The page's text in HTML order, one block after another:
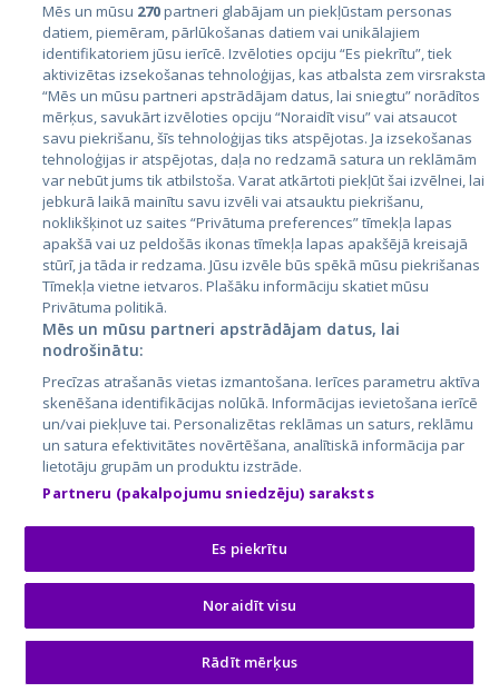
Valstis
Igaunija
Latvija
Lietuva
City24.lv
City24.ee
GetaPro.lv
GetaPro.ee
Skelbiu.lt
Autoplius.lt
Aruodas.lt
CVbankas.lt
Kainos.lt
Paslaugos.lt
auto24.ee
Osta.ee
KuldneBörs.ee
© 2026 GetaPro. Visas tiesības aizsargātas.
Mēs un mūsu 270partneri glabājam un piekļūstam personas
datiem, piemēram, pārlūkošanas datiem vai unikālajiem
identifikatoriem jūsu ierīcē. Izvēloties opciju “Es piekrītu”, tiek
aktivizētas izsekošanas tehnoloģijas, kas atbalsta zem virsraksta
“Mēs un mūsu partneri apstrādājam datus, lai sniegtu” norādītos
mērķus, savukārt izvēloties opciju “Noraidīt visu” vai atsaucot
savu piekrišanu, šīs tehnoloģijas tiks atspējotas. Ja izsekošanas
tehnoloģijas ir atspējotas, daļa no redzamā satura un reklāmām
var nebūt jums tik atbilstoša. Varat atkārtoti piekļūt šai izvēlnei, lai
jebkurā laikā mainītu savu izvēli vai atsauktu piekrišanu,
noklikšķinot uz saites “Privātuma preferences” tīmekļa lapas
apakšā vai uz peldošās ikonas tīmekļa lapas apakšējā kreisajā
stūrī, ja tāda ir redzama. Jūsu izvēle būs spēkā mūsu piekrišanas
Tīmekļa vietne ietvaros. Plašāku informāciju skatiet mūsu
Privātuma politikā.
Mēs un mūsu partneri apstrādājam datus, lai
nodrošinātu:
Precīzas atrašanās vietas izmantošana. Ierīces parametru aktīva
skenēšana identifikācijas nolūkā. Informācijas ievietošana ierīcē
un/vai piekļuve tai. Personalizētas reklāmas un saturs, reklāmu
un satura efektivitātes novērtēšana, analītiskā informācija par
lietotāju grupām un produktu izstrāde.
Partneru (pakalpojumu sniedzēju) saraksts
Es piekrītu
Noraidīt visu
Rādīt mērķus